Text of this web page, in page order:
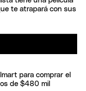
te atrapará con sus
para comprar el
de $480 mil